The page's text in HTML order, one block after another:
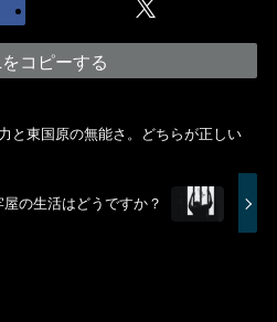
コピーする
と東国原の無能さ。どちらが正しい
の生活はどうですか？